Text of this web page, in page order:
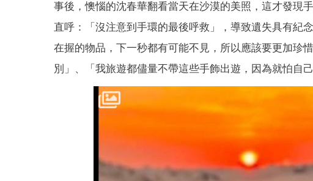
事後，懊惱的沈春華翻看當天在沙漠的美照，這才發現
直呼：「沒注意到手環的最後呼救」，導致遺失具有紀
在握的物品，下一秒都有可能不見，所以應該要更加珍
別」、「我旅遊都儘量不帶這些手飾出遊，因為就怕自